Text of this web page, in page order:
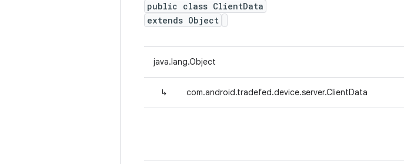
public class ClientData
extends Object
java.lang.Object
↳ com.android.tradefed.device.server.ClientData